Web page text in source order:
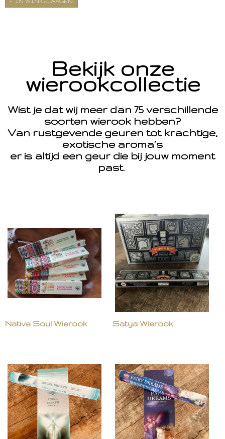
Bekijk onze
wierookcollectie
Wist je dat wij meer dan 75 verschillende
soorten wierook hebben?
Van rustgevende geuren tot krachtige,
exotische aroma’s
er is altijd een geur die bij jouw moment
past.
Native Soul Wierook Satya Wierook